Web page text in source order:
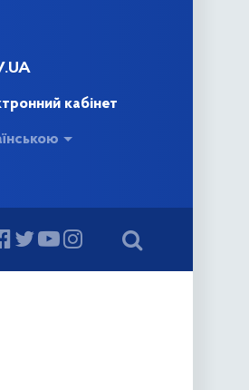
кабінет